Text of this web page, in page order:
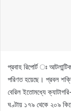
প্রবাহ রিপোর্ট ঃ
পরিণত হয়েছে। প্রবল
বেরিল ইতোমধ্যে
ঘণ্টায় ১৭৯ থেকে ২০৯